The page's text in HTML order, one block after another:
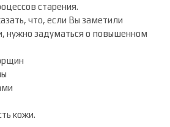
старения.
что, если Вы заметили
нужно задуматься о повышенном
кожи.